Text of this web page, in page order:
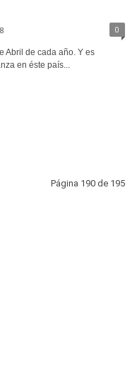
0
Abril de cada año. Y es
en éste país...
Página 190 de 195